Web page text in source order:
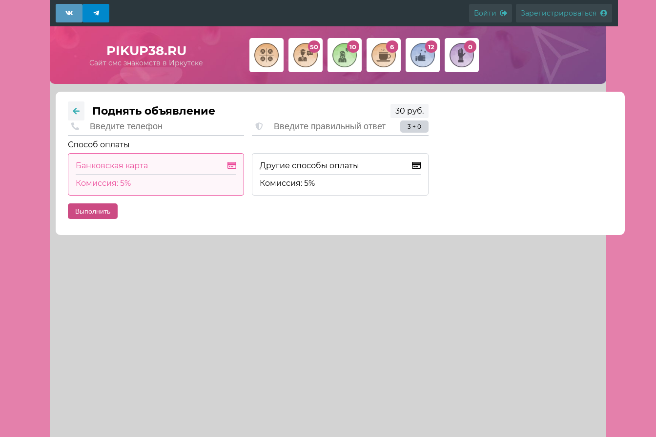
Войти Зарегистрироваться
PIKUP38.RU
Сайт смс знакомств в Иркутске
50 10 6 12 0
Поднять объявление 30 руб.
3 + 0
Способ оплаты
Банковская карта
Комиссия: 5%
Другие способы оплаты
Комиссия: 5%